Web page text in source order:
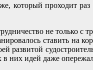
проходит раз
не
ставить на
развитой
них идей даже